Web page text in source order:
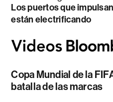
Los puertos que
están electrificando
Copa Mundial de la
batalla de las marcas